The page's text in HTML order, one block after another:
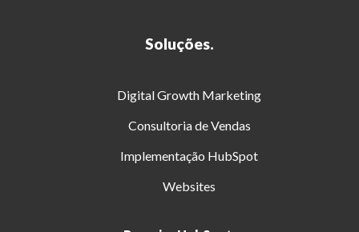
Soluções.
Digital Growth Marketing
Consultoria de Vendas
Implementação HubSpot
Websites